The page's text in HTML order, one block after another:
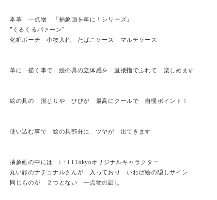
本革 一点物 『抽象画を革に！シリーズ』
"くるくるパァーン"
化粧ポーチ 小物入れ たばこケース マルチケース
革に 描く事で 絵の具の立体感を 直接指でふれて 楽しめます
絵の具の 混じりや ひびが 最高にクールで 自慢ポイント！
使い込む事で 絵の具部分に ツヤが 出てきます
抽象画の中には l + l l Tokyoオリジナルキャラクター
丸い顔のナチュナルさんが 入っており いわば絵の隠しサイン
同じものが ２つとない 一点物の証し